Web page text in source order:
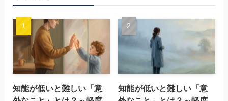
知能が低いと難しい「意
知能が低いと難しい「意